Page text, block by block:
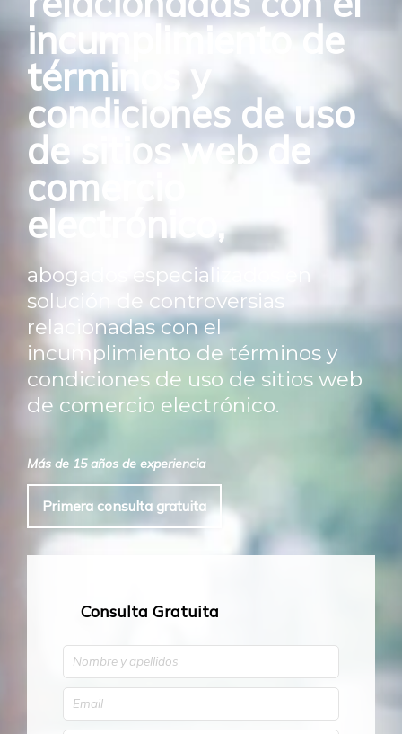
incumplimiento de
términos y
condiciones de uso
de sitios web de
comercio
electrónico,
abogados especializados en
solución de controversias
relacionadas con el
incumplimiento de términos y
condiciones de uso de sitios web
de comercio electrónico.
Más de 15 años de experiencia
Primera consulta gratuita
Consulta Gratuita